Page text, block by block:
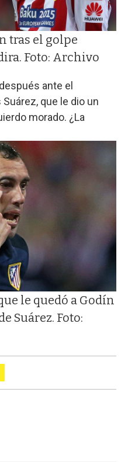
tras el golpe
Foto: Archivo
ante el
que le dio un
morado. ¿La
le quedó a Godín
Suárez. Foto: